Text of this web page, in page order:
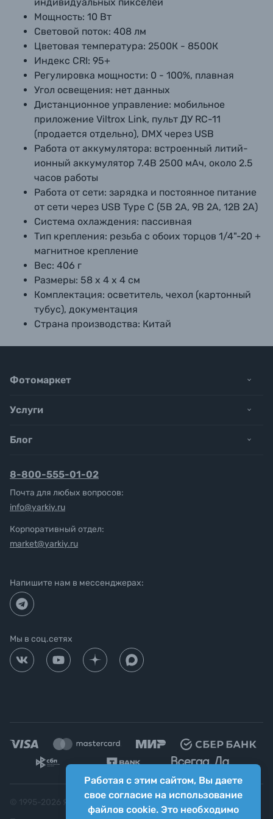
Мощность: 10 Вт
Световой поток: 408 лм
Цветовая температура: 2500К - 8500К
Индекс CRI: 95+
Регулировка мощности: 0 - 100%, плавная
Угол освещения: нет данных
Дистанционное управление: мобильное
приложение Viltrox Link, пульт ДУ RC-11
(продается отдельно), DMX через USB
Работа от аккумулятора: встроенный литий-
ионный аккумулятор 7.4В 2500 мАч, около 2.5
часов работы
Работа от сети: зарядка и постоянное питание
от сети через USB Type C (5В 2А, 9В 2А, 12В 2А)
Система охлаждения: пассивная
Тип крепления: резьба с обоих торцов 1/4"-20 +
магнитное крепление
Вес: 406 г
Размеры: 58 х 4 х 4 см
Комплектация: осветитель, чехол (картонный
тубус), документация
Страна производства: Китай
Работая с этим сайтом, Вы даете
свое согласие на использование
файлов cookie. Это необходимо
Фотомаркет
Услуги
Блог
8-800-555-01-02
Почта для любых вопросов:
info@yarkiy.ru
Корпоративный отдел:
market@yarkiy.ru
Напишите нам в мессенджерах:
Мы в соц.сетях
Яркий фотомаркет ("Яркий Мир")